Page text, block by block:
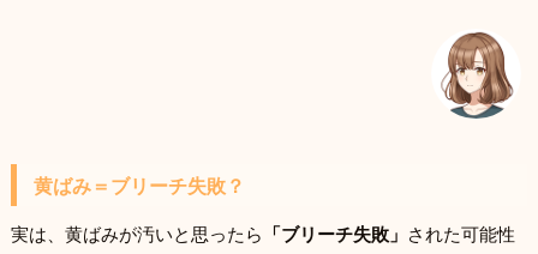
黄ばみ＝ブリーチ失敗？
実は、黄ばみが汚いと思ったら 「ブリーチ失敗」 された可能性